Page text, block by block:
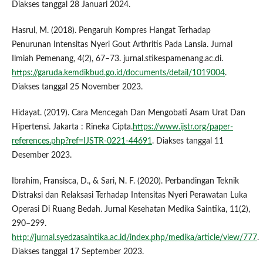
Diakses tanggal 28 Januari 2024.
Hasrul, M. (2018). Pengaruh Kompres Hangat Terhadap
Penurunan Intensitas Nyeri Gout Arthritis Pada Lansia. Jurnal
Ilmiah Pemenang, 4(2), 67–73. jurnal.stikespamenang.ac.di.
https://garuda.kemdikbud.go.id/documents/detail/1019004.
Diakses tanggal 25 November 2023.
Hidayat. (2019). Cara Mencegah Dan Mengobati Asam Urat Dan
Hipertensi. Jakarta : Rineka Cipta.https://www.ijstr.org/paper-
references.php?ref=IJSTR-0221-44691. Diakses tanggal 11
Desember 2023.
Ibrahim, Fransisca, D., & Sari, N. F. (2020). Perbandingan Teknik
Distraksi dan Relaksasi Terhadap Intensitas Nyeri Perawatan Luka
Operasi Di Ruang Bedah. Jurnal Kesehatan Medika Saintika, 11(2),
290–299.
http://jurnal.syedzasaintika.ac.id/index.php/medika/article/view/777.
Diakses tanggal 17 September 2023.